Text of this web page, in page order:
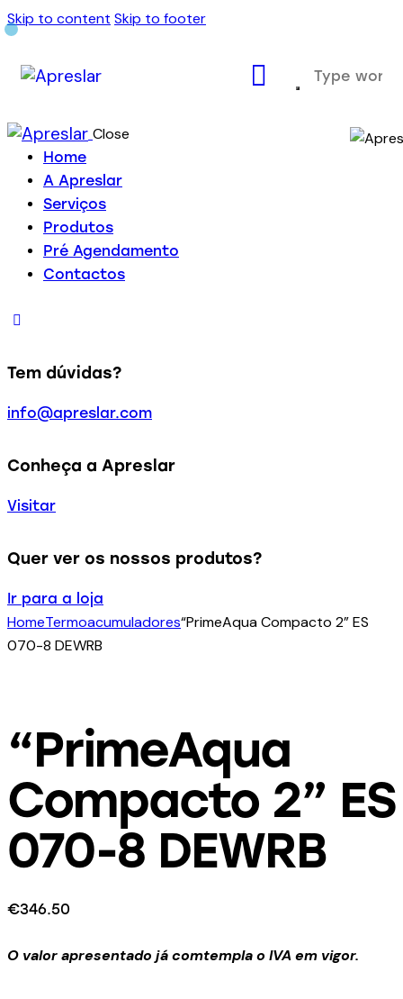
Skip to content Skip to footer
Close
Home
A Apreslar
Serviços
Produtos
Pré Agendamento
Contactos
Tem dúvidas?
info@apreslar.com
Conheça a Apreslar
Visitar
Quer ver os nossos produtos?
Ir para a loja
HomeTermoacumuladores“PrimeAqua Compacto 2” ES
070-8 DEWRB
“PrimeAqua
Compacto 2” ES
070-8 DEWRB
€346.50
O valor apresentado já comtempla o IVA em vigor.